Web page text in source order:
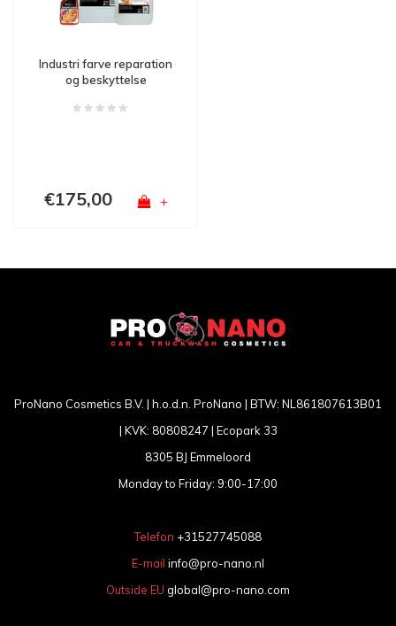
Industri farve reparation
og beskyttelse
€175,00 +
ProNano Cosmetics B.V. | h.o.d.n. ProNano | BTW: NL861807613B01
| KVK: 80808247 | Ecopark 33
8305 BJ Emmeloord
Monday to Friday: 9:00-17:00
Telefon +31527745088
E-mail info@pro-nano.nl
Outside EU global@pro-nano.com